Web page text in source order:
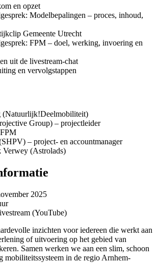
en opzet
Modelbepalingen – proces, inhoud,
Gemeente Utrecht
FPM – doel, werking, invoering en
uit de livestream-chat
en vervolgstappen
(Natuurlijk!Deelmobiliteit)
Group) – projectleider
– project- en accountmanager
(Astrolads)
2025
(YouTube)
inzichten voor iedereen die werkt aan
of uitvoering op het gebied van
Samen werken we aan een slim, schoon
mobiliteitssysteem in de regio Arnhem-